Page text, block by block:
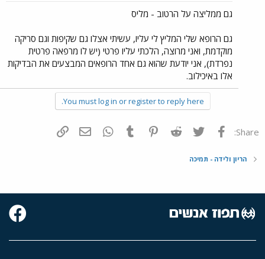
גם ממליצה על הרטוב - מליס
גם הרופא שלי המליץ לי עליו, עשיתי אצלו גם שקיפות וגם סריקה
מוקדמת, ואני מרוצה, הלכתי עליו פרטי (יש לו מרפאה פרטית
נפרדת), אני יודעת שהוא גם אחד הרופאים המבצעים את הבדיקות
אלו באיכילוב.
You must log in or register to reply here.
Share: פייסבוק Twitter
Reddit
Pinterest
Tumblr
WhatsAppדואר אלקטרוני
הריון ולידה - תמיכה